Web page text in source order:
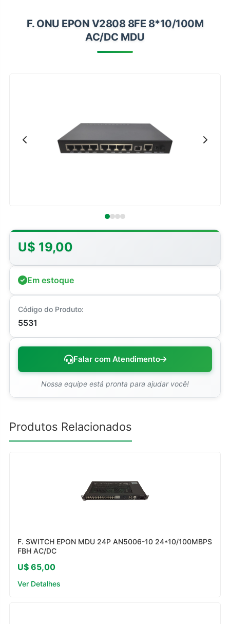
Onu Epon
Onu-Gpon-Gpon
Voip
F. ONU EPON V2808 8FE 8*10/100M
AC/DC MDU
U$ 19,00
Em estoque
Código do Produto:
5531
Falar com Atendimento
Nossa equipe está pronta para ajudar você!
Produtos Relacionados
F. SWITCH EPON MDU 24P AN5006-10 24*10/100MBPS
FBH AC/DC
U$ 65,00
Ver Detalhes